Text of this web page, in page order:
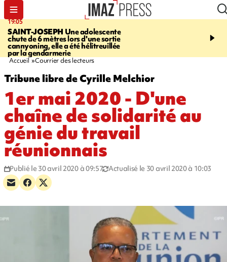
19:05
SAINT-JOSEPH Une adolescente
chute de 6 mètres lors d'une sortie
cannyoning, elle a été hélitreuillée
par la gendarmerie
20:44
rouée de coups,
Accueil Courrier des lecteurs
Tribune libre de Cyrille Melchior
1er mai 2020 - D'une
chaîne de solidarité au
génie du travail
réunionnais
Publié le 30 avril 2020 à 09:57 Actualisé le 30 avril 2020 à 10:03